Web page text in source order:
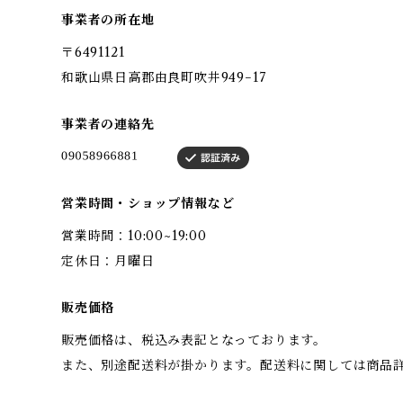
事業者の所在地
〒6491121
和歌山県日高郡由良町吹井949−17
事業者の連絡先
営業時間・ショップ情報など
営業時間：10:00~19:00
定休日：月曜日
販売価格
販売価格は、税込み表記となっております。
また、別途配送料が掛かります。配送料に関しては商品